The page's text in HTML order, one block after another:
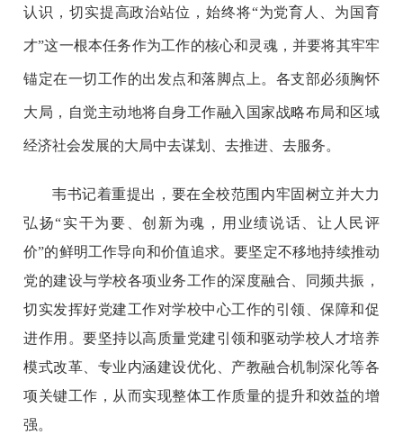
认识，切实提高政治站位，始终将“为党育人、为国育
才”这一根本任务作为工作的核心和灵魂，并要将其牢牢
锚定在一切工作的出发点和落脚点上。各支部必须胸怀
大局，自觉主动地将自身工作融入国家战略布局和区域
经济社会发展的大局中去谋划、去推进、去服务。
韦书记着重提出，要在全校范围内牢固树立并大力
弘扬“实干为要、创新为魂，用业绩说话、让人民评
价”的鲜明工作导向和价值追求。要坚定不移地持续推动
党的建设与学校各项业务工作的深度融合、同频共振，
切实发挥好党建工作对学校中心工作的引领、保障和促
进作用。要坚持以高质量党建引领和驱动学校人才培养
模式改革、专业内涵建设优化、产教融合机制深化等各
项关键工作，从而实现整体工作质量的提升和效益的增
强。